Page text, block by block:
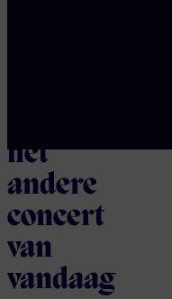
het
andere
concert
van
vandaag